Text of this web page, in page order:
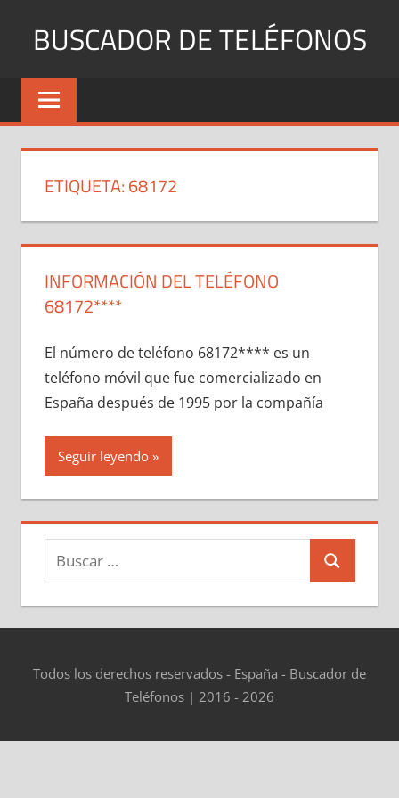
BUSCADOR DE TELÉFONOS
Identifica
Números
y
ETIQUETA:68172
INFORMACIÓN DEL TELÉFONO
68172****
El número dе teléfono 68172**** es un
teléfono móvil quе fue comercializado en
España después dе 1995 pοr la compañía
Seguir leyendo
Buscar:
Buscar
Todos los derechos reservados - España - Buscador de
Teléfonos | 2016 - 2026